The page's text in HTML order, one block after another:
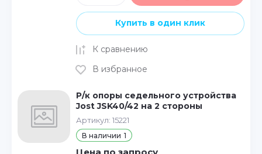
Купить в один клик
К сравнению
В избранное
Р/к опоры седельного устройства
Jost JSK40/42 на 2 стороны
Артикул: 15221
В наличии 1